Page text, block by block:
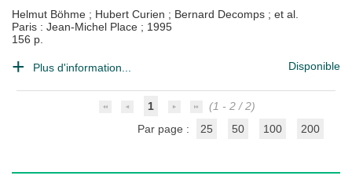
Helmut Böhme ; Hubert Curien ; Bernard Decomps ; et al.
Paris : Jean-Michel Place ; 1995
156 p.
Plus d'information... Disponible
1
(1 - 2 / 2)
Par page :
25 50 100 200